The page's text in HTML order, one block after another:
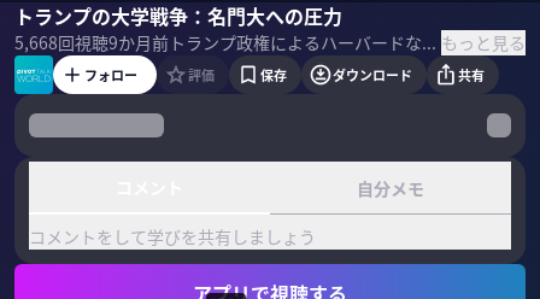
トランプの大学戦争：名門大への圧力
5,668回視聴9か月前 トランプ政権によるハーバードなど名門大学への圧力。助成金打ち切りという形で大学に戦争を仕掛け、和解金を支払ってもなお終わらない「大学戦争」の実態を解説する。アメリカのパワーの源泉を担ってきた大学が、なぜ弾圧の対象となり、その国力の源が崩壊の危機に瀕しているのかを考察する。 ＜ゲスト＞ 齊藤 孝祐 地経学研究所主任客員研究員 上智大学総合グローバル学部教授。専門は国際政治学、安全保障論。筑波大学大学院人文社会科学研究科国際政治経済学専攻修了、博士（国際政治経済学）。横浜国立大学研究推進機構特任准教授等を経て、現職。 ＜目次＞ もっと見る
齊藤孝祐小手森千紗
フォロー 評価 保存 ダウンロード 共有
自分メモ
コメントをして学びを共有しましょう
アプリで視聴する